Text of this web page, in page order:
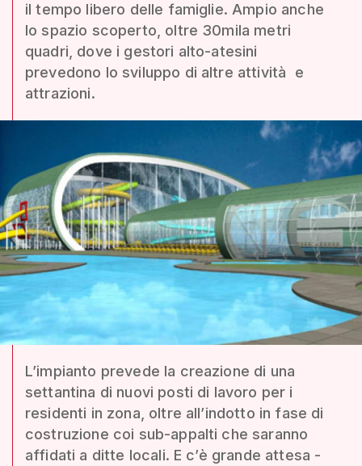
il tempo libero delle famiglie. Ampio anche
lo spazio scoperto, oltre 30mila metri
quadri, dove i gestori alto-atesini
prevedono lo sviluppo di altre attività e
attrazioni.
L’impianto prevede la creazione di una
settantina di nuovi posti di lavoro per i
residenti in zona, oltre all’indotto in fase di
costruzione coi sub-appalti che saranno
affidati a ditte locali. E c’è grande attesa -